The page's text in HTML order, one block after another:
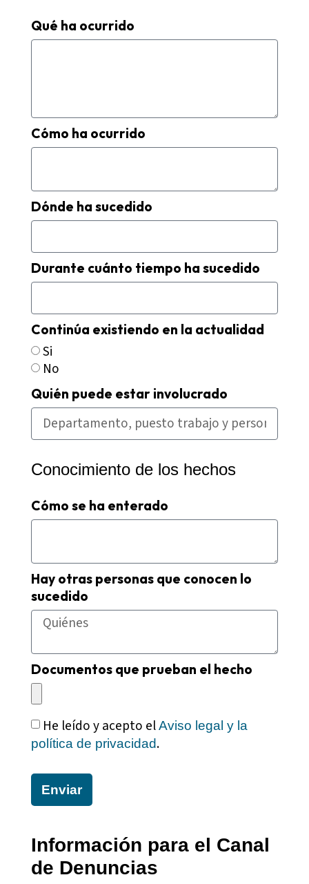
Qué ha ocurrido
Cómo ha ocurrido
Dónde ha sucedido
Durante cuánto tiempo ha sucedido
Continúa existiendo en la actualidad
Si
No
Quién puede estar involucrado
Conocimiento de los hechos
Cómo se ha enterado
Hay otras personas que conocen lo
sucedido
Documentos que prueban el hecho
He leído y acepto elAviso legal y la
política de privacidad.
Enviar
Información para el Canal
de Denuncias